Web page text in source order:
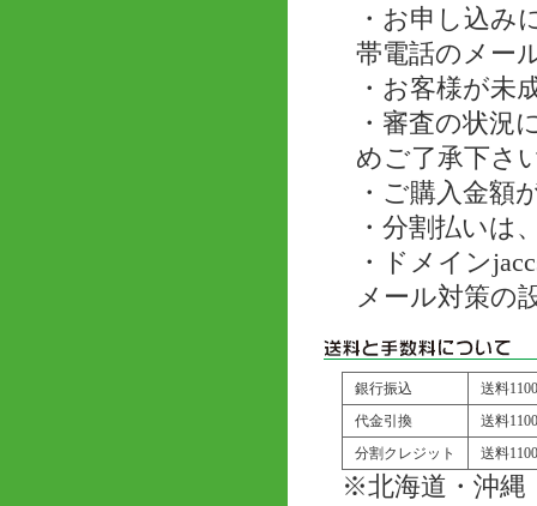
・お申し込み
帯電話のメー
・お客様が未
・審査の状況
めご了承下さ
・ご購入金額
・分割払いは
・ドメイン
メール対策の
銀行振込
送料
代金引換
送料
分割クレジット
送料
※北海道・沖縄